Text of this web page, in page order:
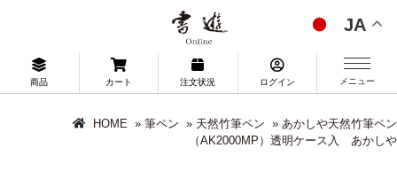
JA
商品 カート 注文状況 ログイン メニュー
HOME » 筆ペン » 天然竹筆ペン » あかしや天然竹筆ペン
（AK2000MP）透明ケース入 あかしや